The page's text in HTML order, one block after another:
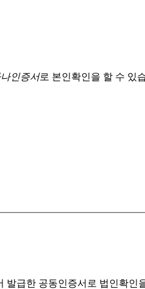
인증서로 본인확인을 할 수 있
발급한 공동인증서로 법인확인